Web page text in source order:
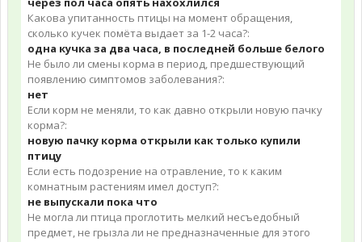
Какова упитанность птицы на момент обращения,
сколько кучек помёта выдает за 1-2 часа?:
одна кучка за два часа, в последней больше белого
Не было ли смены корма в период, предшествующий
появлению симптомов заболевания?:
нет
Если корм не меняли, то как давно открыли новую пачку
корма?:
новую пачку корма открыли как только купили
птицу
Если есть подозрение на отравление, то к каким
комнатным растениям имел доступ?:
не выпускали пока что
Не могла ли птица проглотить мелкий несъедобный
предмет, не грызла ли не предназначенные для этого